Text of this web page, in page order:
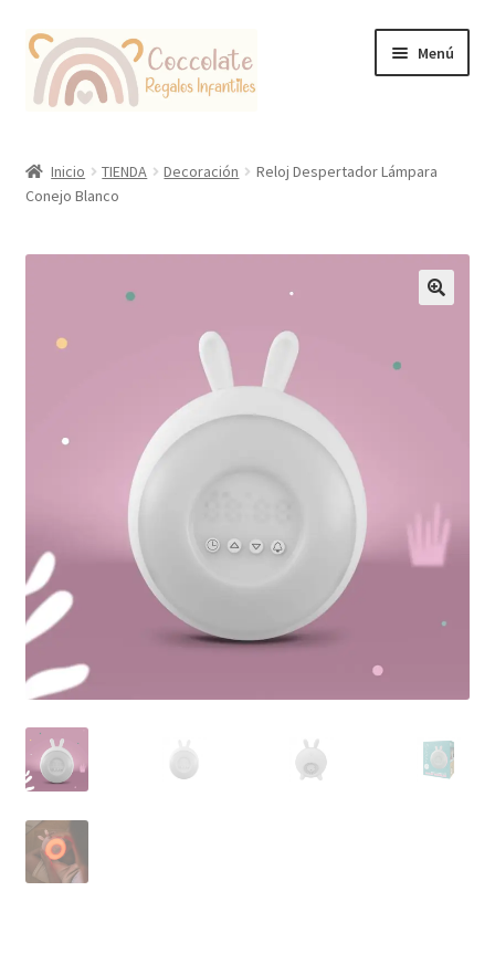
Ir
la
Ir
contenido
Menú
Coccolate Puericultura y Juguetería Educativa
Inicio TIENDA Decoración
Reloj Despertador Lámpara
Conejo Blanco